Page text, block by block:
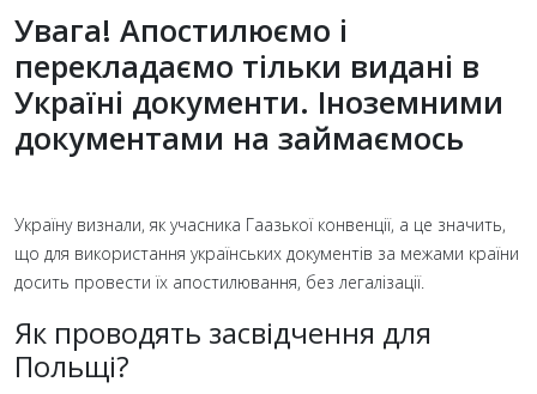
Увага! Апостилюємо і
перекладаємо тільки видані в
Україні документи. Іноземними
документами на займаємось
Україну визнали, як учасника Гаазької конвенції, а це значить,
що для використання українських документів за межами країни
досить провести їх апостилювання, без легалізації.
Як проводять засвідчення для
Польщі?